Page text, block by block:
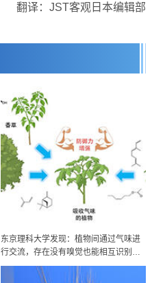
翻译：JST客观日本编辑部
东京理科大学发现：植物间通过气味进
行交流，存在没有嗅觉也能相互识别的
分子机制